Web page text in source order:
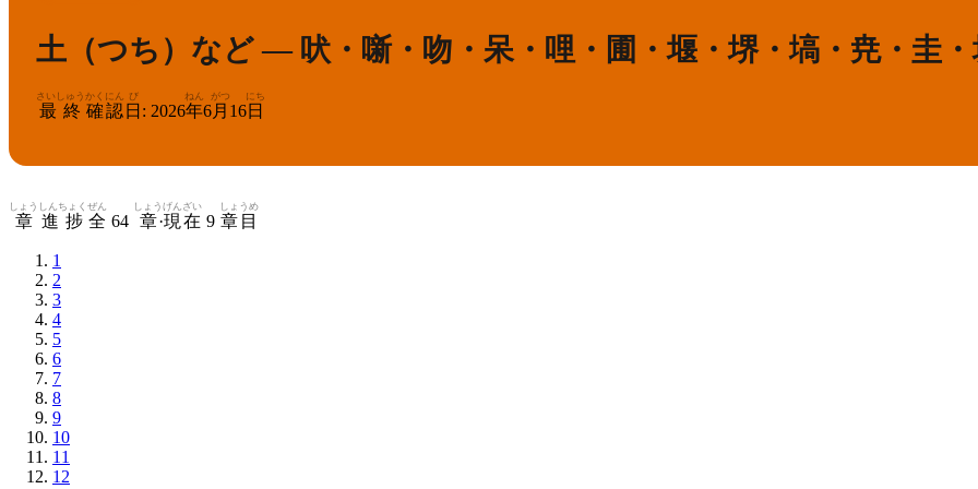
土（つち）など — 吠・噺・吻・呆・哩・圃・堰・堺・塙・尭・圭
最終
さいしゅう
確認
かくにん
日
び
: 2026年
ねん
6月
がつ
16日
にち
章
しょう
進捗
しんちょく
全
ぜん
64 章
しょう
·現在
げんざい
9 章目
しょうめ
1
2
3
4
5
6
7
8
9
10
11
12